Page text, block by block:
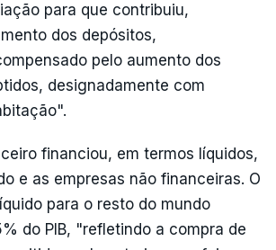
para que contribuiu,
dos depósitos,
pelo aumento dos
designadamente com
financiou, em termos líquidos,
e as empresas não financeiras. O
para o resto do mundo
do PIB, "refletindo a compra de